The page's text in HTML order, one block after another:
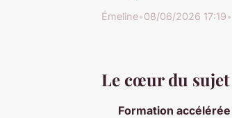
Émeline•08/06/2026 17:19•
Le cœur du sujet
Formation accélérée